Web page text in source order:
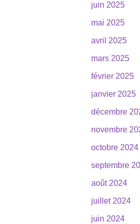
juin 2025
mai 2025
avril 2025
mars 2025
février 2025
janvier 2025
décembre
novembre
octobre 2024
septembre
août 2024
juillet 2024
juin 2024